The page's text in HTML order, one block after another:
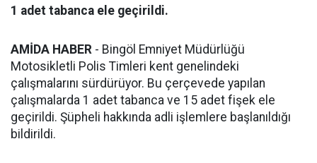
1 adet tabanca ele geçirildi.
AMİDA HABER - Bingöl Emniyet Müdürlüğü
Motosikletli Polis Timleri kent genelindeki
çalışmalarını sürdürüyor. Bu çerçevede yapılan
çalışmalarda 1 adet tabanca ve 15 adet fişek ele
geçirildi. Şüpheli hakkında adli işlemlere başlanıldığı
bildirildi.